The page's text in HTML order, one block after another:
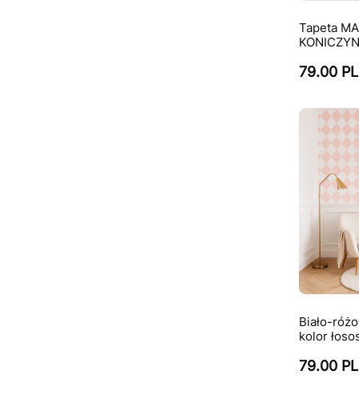
Tapeta
79.00
Biało-
kolor
79.00